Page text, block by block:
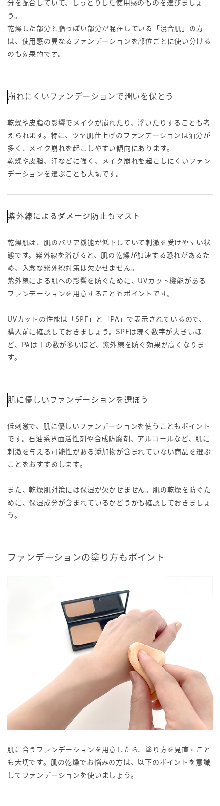
分を配合していて、しっとりした使用感のものを選びましょ
う。
乾燥した部分と脂っぽい部分が混在している「混合肌」の方
は、使用感の異なるファンデーションを部位ごとに使い分ける
のも効果的です。
崩れにくいファンデーションで潤いを保とう
乾燥や皮脂の影響でメイクが崩れたり、浮いたりすることも考
えられます。特に、ツヤ肌仕上げのファンデーションは油分が
多く、メイク崩れを起こしやすい傾向にあります。
乾燥や皮脂、汗などに強く、メイク崩れを起こしにくいファン
デーションを選ぶことも大切です。
紫外線によるダメージ防止もマスト
乾燥肌は、肌のバリア機能が低下していて刺激を受けやすい状
態です。紫外線を浴びると、肌の乾燥が加速する恐れがあるた
め、入念な紫外線対策は欠かせません。
紫外線による肌への影響を防ぐために、UVカット機能がある
ファンデーションを用意することもポイントです。
UVカットの性能は「SPF」と「PA」で表示されているので、
購入前に確認しておきましょう。SPFは続く数字が大きいほ
ど、PAは＋の数が多いほど、紫外線を防ぐ効果が高くなりま
す。
肌に優しいファンデーションを選ぼう
低刺激で、肌に優しいファンデーションを使うこともポイント
です。石油系界面活性剤や合成防腐剤、アルコールなど、肌に
刺激を与える可能性がある添加物が含まれていない商品を選ぶ
ことをおすすめします。
また、乾燥肌対策には保湿が欠かせません。肌の乾燥を防ぐた
めに、保湿成分が含まれているかどうかも確認しておきましょ
う。
ファンデーションの塗り方もポイント
肌に合うファンデーションを用意したら、塗り方を見直すこと
も大切です。肌の乾燥でお悩みの方は、以下のポイントを意識
してファンデーションを使いましょう。